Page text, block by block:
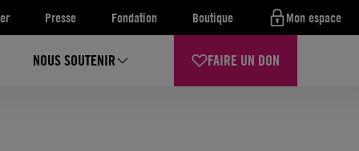
Presse Fondation Boutique Mon espace
NOUS SOUTENIR FAIRE UN DON